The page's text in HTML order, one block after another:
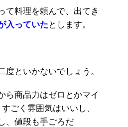
て料理を頼んで、出てき
入っていた とします。
度といかないでしょう。
ら商品力はゼロとかマイ
ごく雰囲気はいいし、
、値段も手ごろだ